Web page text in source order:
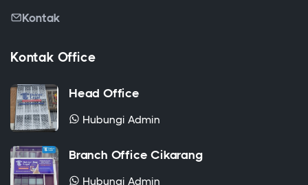
Kontak
Kontak Office
Head Office
Hubungi Admin
Branch Office Cikarang
Hubungi Admin